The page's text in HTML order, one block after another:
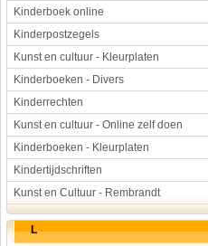
Kinderboek online
Kinderpostzegels
Kunst en cultuur - Kleurplaten
Kinderboeken - Divers
Kinderrechten
Kunst en cultuur - Online zelf doen
Kinderboeken - Kleurplaten
Kindertijdschriften
Kunst en Cultuur - Rembrandt
L